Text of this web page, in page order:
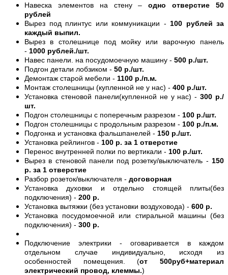
Навеска элементов на стену –одно отверстие 50
рублей
Вырез под плинтус или коммуникации - 100 рублей за
каждый выпил.
Вырез в столешнице под мойку или варочную панель
- 1000 рублей./шт.
Навес панели. на посудомоечную машину - 500 р./шт.
Подгон детали лобзиком - 50 р./шт.
Демонтаж старой мебели - 1100 р./п.м.
Монтаж столешницы (купленной не у нас) - 400 р./шт.
Установка стеновой панели(купленной не у нас) -300 р./
шт.
Подгон столешницы с поперечным разрезом - 100 р./шт.
Подгон столешницы с продольным разрезом - 100 р./п.м.
Подгонка и установка фальшпанелей - 150 р./шт.
Установка рейлингов - 100 р. за 1 отверстие
Перенос внутренней полки по вертикали - 100 р./шт.
Вырез в стеновой панели под розетку/выключатель - 150
р. за 1 отверстие
Разбор розеток/выключателя - договорная
Установка духовки и отдельно стоящей плиты(без
подключения) - 200 р.
Установка вытяжки (без установки воздуховода) - 600 р.
Установка посудомоечной или стиральной машины (без
подключения) - 300 р.
Подключение электрики - оговаривается в каждом
отдельном случае индивидуально, исходя из
особенностей помещения. (от 500руб+материал
электрический провод, клеммы.)